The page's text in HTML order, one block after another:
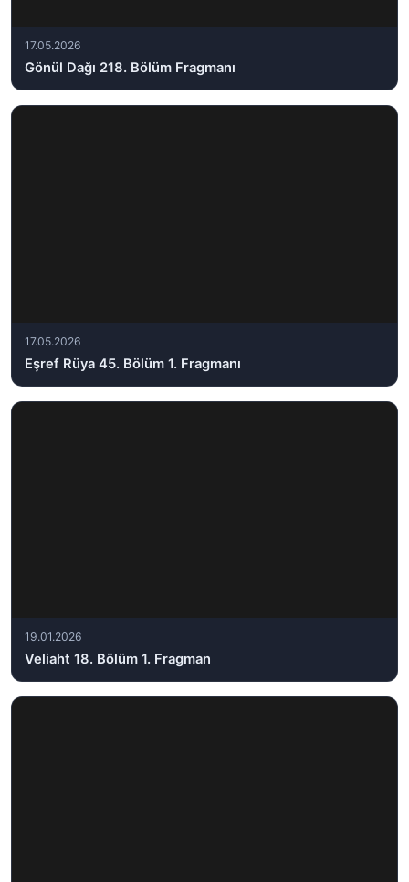
17.05.2026
Gönül Dağı 218. Bölüm Fragmanı
17.05.2026
Eşref Rüya 45. Bölüm 1. Fragmanı
19.01.2026
Veliaht 18. Bölüm 1. Fragman